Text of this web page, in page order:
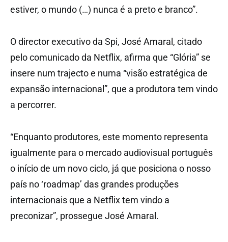
estiver, o mundo (…) nunca é a preto e branco”.
O director executivo da Spi, José Amaral, citado
pelo comunicado da Netflix, afirma que “Glória” se
insere num trajecto e numa “visão estratégica de
expansão internacional”, que a produtora tem vindo
a percorrer.
“Enquanto produtores, este momento representa
igualmente para o mercado audiovisual português
o início de um novo ciclo, já que posiciona o nosso
país no ‘roadmap’ das grandes produções
internacionais que a Netflix tem vindo a
preconizar”, prossegue José Amaral.